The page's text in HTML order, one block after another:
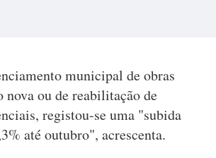
municipal de obras
nova ou de reabilitação de
registou-se uma "subida
até outubro", acrescenta.